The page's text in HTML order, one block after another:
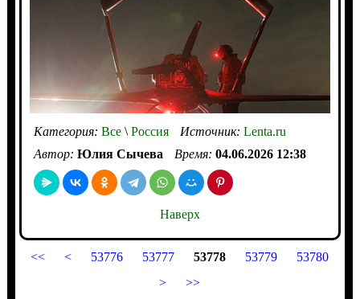
Категория: Все\Россия Источник: Lenta.ru
Автор: Юлия Сычева Время: 04.06.2026 12:38
Наверх
<< < 53776 53777 53778 53779
53780
>
>>